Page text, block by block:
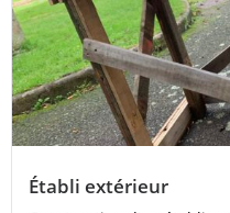
Établi extérieur